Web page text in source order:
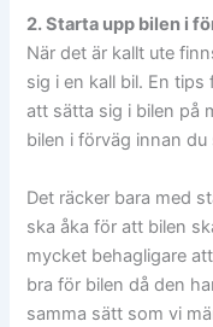
2. Starta upp bilen i
När det är kallt ute
sig i en kall bil. En
att sätta sig i bilen på
bilen i förväg innan
Det räcker bara med
ska åka för att bilen
mycket behagligare
bra för bilen då den
samma sätt som vi